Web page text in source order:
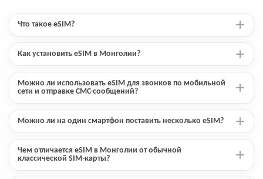
Что такое eSIM?
Как установить eSIM в Монголии?
Можно ли использовать eSIM для звонков по мобильной
сети и отправке СМС-сообщений?
Можно ли на один смартфон поставить несколько eSIM?
Чем отличается eSIM в Монголии от обычной
классической SIM-карты?